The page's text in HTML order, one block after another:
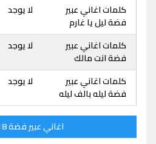
كلمات اغاني عبير
فضة ليل يا غارم
لا يوجد
كلمات اغاني عبير
فضة انت مالك
لا يوجد
كلمات اغاني عبير
فضة ليله بالف ليله
لا يوجد
اغاني عبير فضة 18 اغنية